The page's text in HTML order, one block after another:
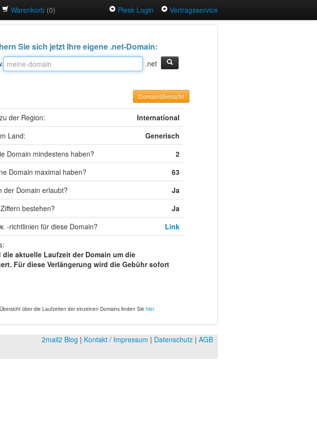
Warenkorb (0) Plesk Login Vertragsservice
Sie sich jetzt Ihre eigene .net-Domain:
.net
Domainübersicht
der Region:
International
Land:
Generisch
Domain mindestens haben?
2
Domain maximal haben?
63
der Domain erlaubt?
Ja
bestehen?
Ja
-richtlinien für diese Domain?
Link
die aktuelle Laufzeit der Domain um die
Für diese Verlängerung wird die Gebühr sofort
über die Laufzeiten der einzelnen Domains finden Sie hier
2mail2 Blog | Kontakt / Impressum | Datenschutz | AGB